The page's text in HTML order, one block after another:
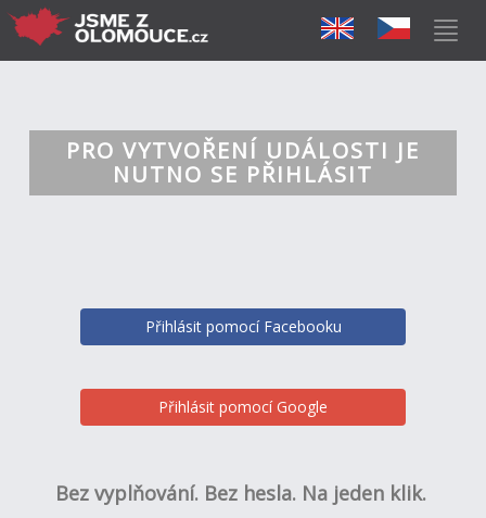
PRO VYTVOŘENÍ UDÁLOSTI JE
NUTNO SE PŘIHLÁSIT
Přihlásit pomocí Facebooku
Přihlásit pomocí Google
Bez vyplňování. Bez hesla. Na jeden klik.